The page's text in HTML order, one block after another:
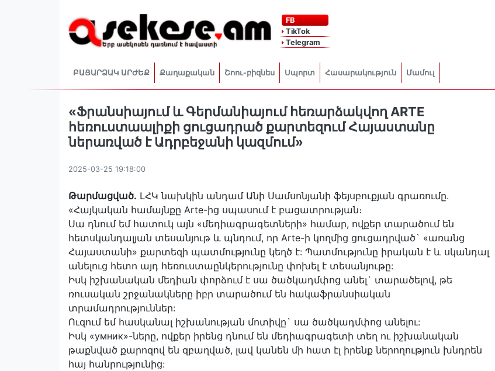
FB
TikTok
Telegram
ԲԱՑԱՐՁԱԿ ԱՐԺԵՔ Քաղաքական Շոու-բիզնես Սպորտ Հասարակություն Մամուլ
«Ֆրանսիայում և Գերմանիայում հեռարձակվող ARTE
հեռուստաալիքի ցուցադրած քարտեզում Հայաստանը
ներառված է Ադրբեջանի կազմում»
2025-03-25 19:18:00
Թարմացված․ ԼՀԿ նախկին անդամ Անի Սամսոնյանի ֆեյսբուքյան գրառումը.
«Հայկական համայնքը Arte-ից սպասում է բացատրության։
Սա դնում եմ հատուկ այն «մեդիագրագետների» համար, ովքեր տարածում են
հետսկանդալյան տեսանյութ և պնդում, որ Arte-ի կողմից ցուցադրված` «առանց
Հայաստանի» քարտեզի պատմությունը կեղծ է: Պատմությունը իրական է և սկանդալ
անելուց հետո այդ հեռուստաընկերությունը փոխել է տեսանյութը:
Իսկ իշխանական մեդիան փորձում է սա ծածկադմփոց անել` տարածելով, թե
ռուսական շրջանակները իբր տարածում են հակաֆրանսիական
տրամադրություններ:
Ուզում եմ հասկանալ իշխանության մոտիվը` սա ծածկադմփոց անելու:
Իսկ «умник»-ները, ովքեր իրենց դնում են մեդիագրագետի տեղ ու իշխանական
թաքնված քարոզով են զբաղված, լավ կանեն մի հատ էլ իրենք ներողություն խնդրեն
հայ հանրությունից: